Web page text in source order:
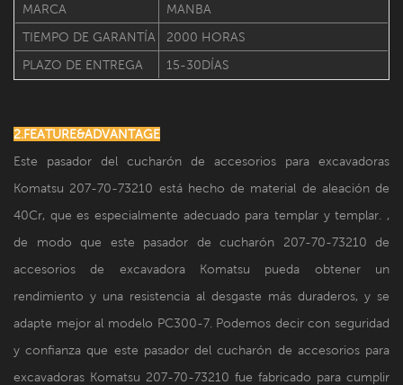
MARCA
MANBA
TIEMPO DE GARANTÍA
2000 HORAS
PLAZO DE ENTREGA
15-30DÍAS
2.FEATURE&ADVANTAGE
Este pasador del cucharón de accesorios para excavadoras
Komatsu 207-70-73210 está hecho de material de aleación de
40Cr, que es especialmente adecuado para templar y templar. ,
de modo que este pasador de cucharón 207-70-73210 de
accesorios de excavadora Komatsu pueda obtener un
rendimiento y una resistencia al desgaste más duraderos, y se
adapte mejor al modelo PC300-7. Podemos decir con seguridad
y confianza que este pasador del cucharón de accesorios para
excavadoras Komatsu 207-70-73210 fue fabricado para cumplir